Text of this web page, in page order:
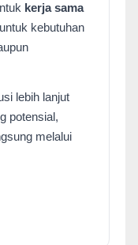
kerja sama
kebutuhan
lebih lanjut
potensial,
melalui